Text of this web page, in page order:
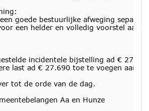
goede bestuurlijke afweging
een helder en volledig voorstel aan
incidentele bijstelling ad €
last ad € 27.690 toe te voegen aan
tot de orde van de dag.
Aa en Hunze